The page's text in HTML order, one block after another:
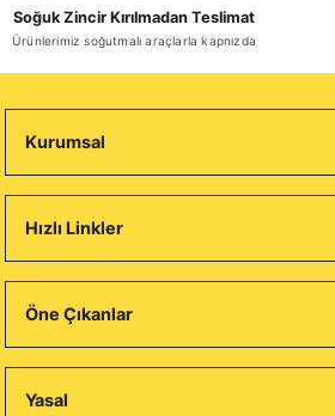
Soğuk Zincir Kırılmadan Teslimat
Ürünlerimiz soğutmalı araçlarla kapnızda
Kurumsal
Hızlı Linkler
Öne Çıkanlar
Yasal